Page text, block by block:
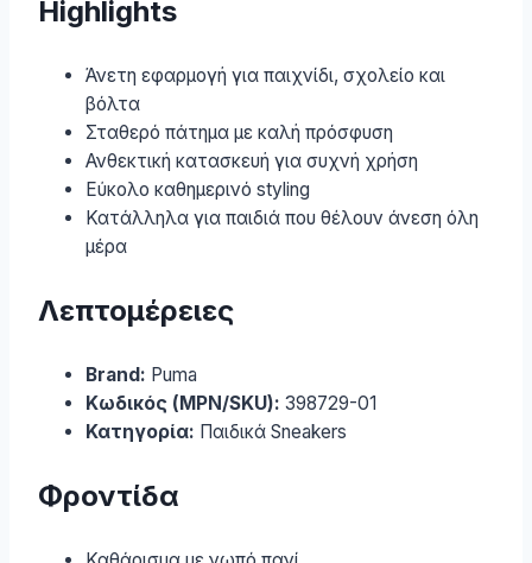
Highlights
Άνετη εφαρμογή για παιχνίδι, σχολείο και
βόλτα
Σταθερό πάτημα με καλή πρόσφυση
Ανθεκτική κατασκευή για συχνή χρήση
Εύκολο καθημερινό styling
Κατάλληλα για παιδιά που θέλουν άνεση όλη
μέρα
Λεπτομέρειες
Brand: Puma
Κωδικός (MPN/SKU): 398729-01
Κατηγορία: Παιδικά Sneakers
Φροντίδα